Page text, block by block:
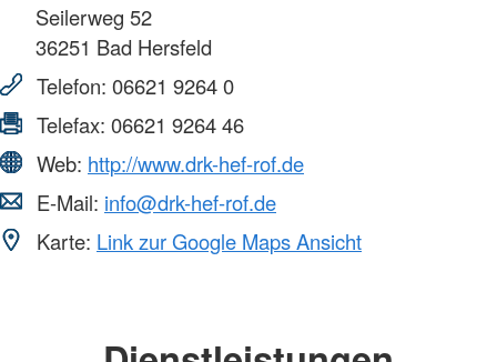
Seilerweg 52
36251 Bad Hersfeld
Telefon: 06621 9264 0
Telefax: 06621 9264 46
Web: http://www.drk-hef-rof.de
E-Mail: info@drk-hef-rof.de
Karte: Link zur Google Maps Ansicht